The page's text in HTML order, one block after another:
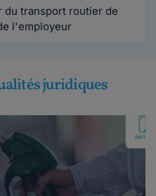
du transport routier de
l'employeur
juridiques